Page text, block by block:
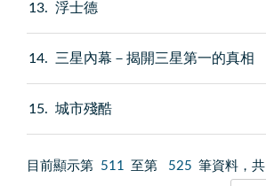
13 浮士德
14 三星內幕－揭開三星第一的真相
15 城市殘酷
目前顯示第 511 至第 525 筆資料，共